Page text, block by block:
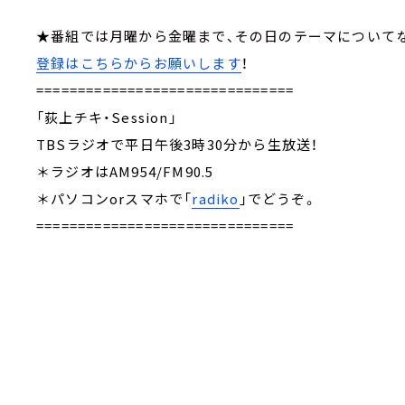
★番組では月曜から金曜まで、その日のテーマについ
登録はこちらからお願いします！
===============================
「荻上チキ・Session」
TBSラジオで平日午後3時30分から生放送！
＊ラジオはAM954/FM90.5
＊パソコンorスマホで「radiko 」でどうぞ。
===============================